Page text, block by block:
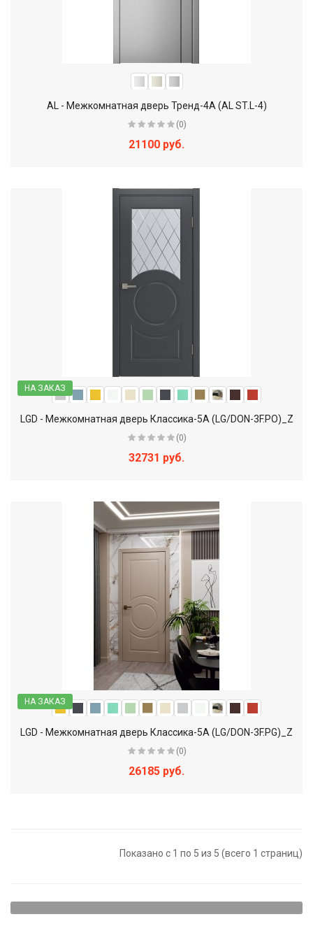
AL - Межкомнатная дверь Тренд-4А (AL ST.L-4)
(0)
21100 руб.
НА ЗАКАЗ
LGD - Межкомнатная дверь Классика-5А (LG/DON-3F.PO)_Z
(0)
32731 руб.
НА ЗАКАЗ
LGD - Межкомнатная дверь Классика-5А (LG/DON-3F.PG)_Z
(0)
26185 руб.
Показано с 1 по 5 из 5 (всего 1 страниц)